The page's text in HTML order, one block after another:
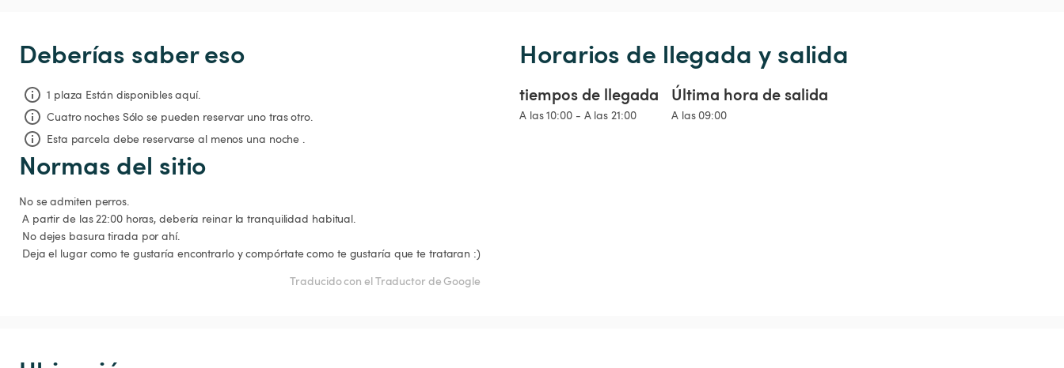
Deberías saber eso
1 plaza Están disponibles aquí.
Cuatro noches Sólo se pueden reservar uno tras otro.
Esta parcela debe reservarse al menos una noche .
Horarios de llegada y salida
tiempos de llegada
A las 10:00 - A las 21:00
Última hora de salida
A las 09:00
Normas del sitio
No se admiten perros.
Deja el lugar como te gustaría encontrarlo y compórtate como te gustaría que te trataran :)
Traducido con el Traductor de Google